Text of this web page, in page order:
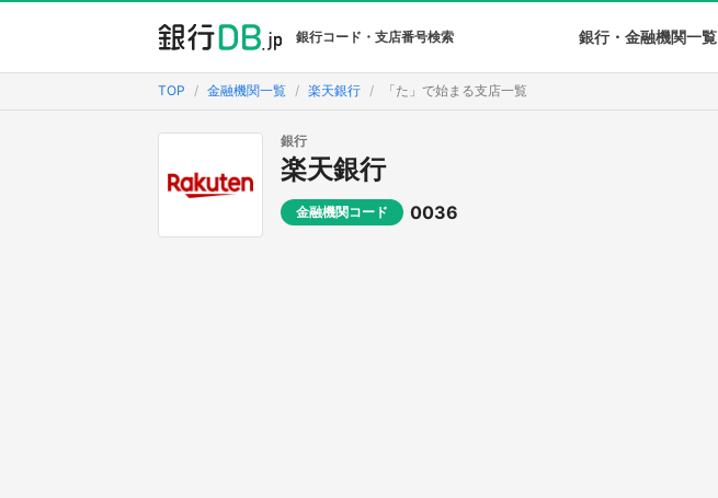
銀行コード・支店番号検索 銀行・金融機関一覧
TOP 金融機関一覧 楽天銀行 「た」で始まる支店一覧
銀行
楽天銀行
金融機関コード 0036